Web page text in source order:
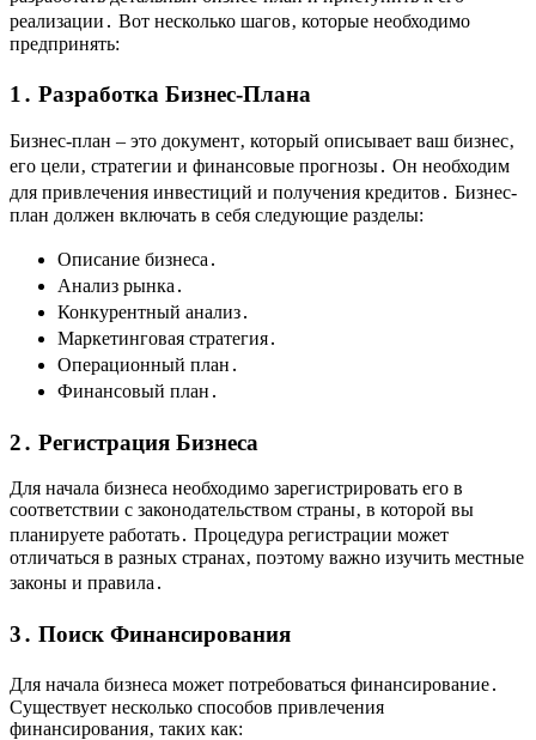
реализации․ Вот несколько шагов‚ которые необходимо
предпринять:
1․ Разработка Бизнес-Плана
Бизнес-план – это документ‚ который описывает ваш бизнес‚
его цели‚ стратегии и финансовые прогнозы․ Он необходим
для привлечения инвестиций и получения кредитов․ Бизнес-
план должен включать в себя следующие разделы:
Описание бизнеса․
Анализ рынка․
Конкурентный анализ․
Маркетинговая стратегия․
Операционный план․
Финансовый план․
2․ Регистрация Бизнеса
Для начала бизнеса необходимо зарегистрировать его в
соответствии с законодательством страны‚ в которой вы
планируете работать․ Процедура регистрации может
отличаться в разных странах‚ поэтому важно изучить местные
законы и правила․
3․ Поиск Финансирования
Для начала бизнеса может потребоваться финансирование․
Существует несколько способов привлечения
финансирования‚ таких как: